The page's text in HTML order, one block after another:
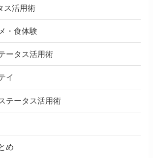
ス活用術
・食体験
ータス活用術
イ
テータス活用術
め